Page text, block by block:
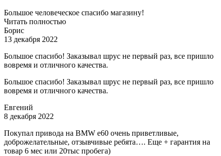
Большое человеческое спасибо магазину!
Читать полностью
Борис
13 декабря 2022
Большое спасибо! Заказывал шрус не первый раз, все пришло
вовремя и отличного качества.
Большое спасибо! Заказывал шрус не первый раз, все пришло
вовремя и отличного качества.
Евгений
8 декабря 2022
Покупал привода на BMW e60 очень приветливые,
доброжелательные, отзывчивые ребята…. Еще + гарантия на
товар 6 мес или 20тыс пробега)